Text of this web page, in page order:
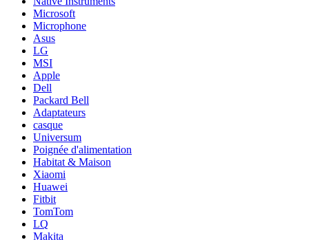
Microsoft
Microphone
Asus
LG
MSI
Apple
Dell
Packard Bell
Adaptateurs
casque
Universum
Poignée d'alimentation
Habitat & Maison
Xiaomi
Huawei
Fitbit
TomTom
LQ
Makita